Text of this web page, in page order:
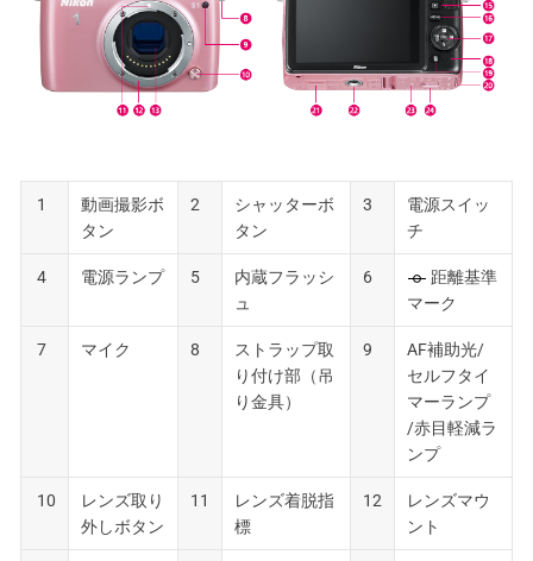
1
動画撮影ボ
タン
2
シャッターボ
タン
3
電源スイッ
チ
4 電源ランプ 5
内蔵フラッシ
ュ
6
距離基準
マーク
7 マイク 8
ストラップ取
り付け部（吊
り金具）
9
AF補助光/
セルフタイ
マーランプ
/赤目軽減ラ
ンプ
10
レンズ取り
外しボタン
11
レンズ着脱指
標
12
レンズマウ
ント